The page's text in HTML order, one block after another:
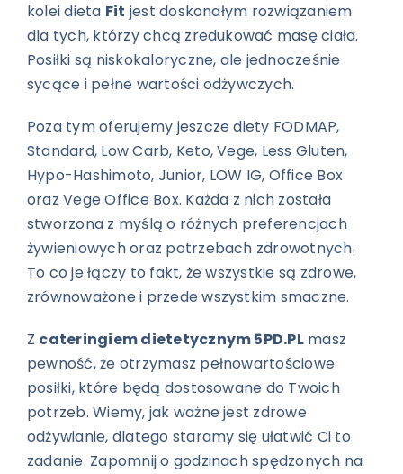
kolei dieta Fit jest doskonałym rozwiązaniem
dla tych, którzy chcą zredukować masę ciała.
Posiłki są niskokaloryczne, ale jednocześnie
sycące i pełne wartości odżywczych.
Poza tym oferujemy jeszcze diety FODMAP,
Standard, Low Carb, Keto, Vege, Less Gluten,
Hypo-Hashimoto, Junior, LOW IG, Office Box
oraz Vege Office Box. Każda z nich została
stworzona z myślą o różnych preferencjach
żywieniowych oraz potrzebach zdrowotnych.
To co je łączy to fakt, że wszystkie są zdrowe,
zrównoważone i przede wszystkim smaczne.
Z cateringiem dietetycznym 5PD.PLmasz
pewność, że otrzymasz pełnowartościowe
posiłki, które będą dostosowane do Twoich
potrzeb. Wiemy, jak ważne jest zdrowe
odżywianie, dlatego staramy się ułatwić Ci to
zadanie. Zapomnij o godzinach spędzonych na